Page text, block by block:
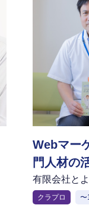
Webマー
門人材の
不足を解
な認知拡
有限会社と
クラプロ 〜